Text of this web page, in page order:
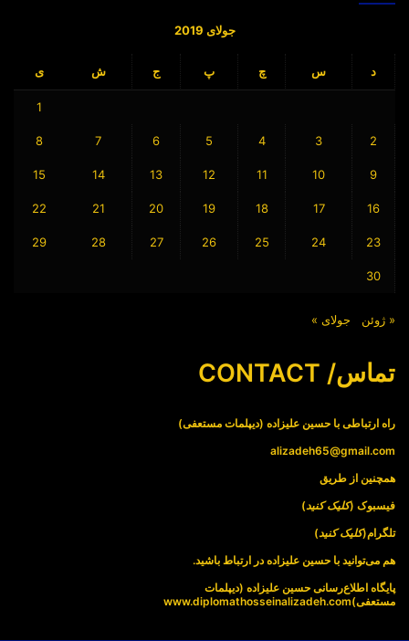
جولای 2019
د س چ پ ج ش ی
1
2
3
4
5
6
7
8
9
10
11
12
13
14
15
16
17
18
19
20
21
22
23
24
25
26
27
28
29
30
« ژوئن جولای »
تماس/ CONTACT
راه ارتباطی با حسین علیزاده (دیپلمات مستعفی)
alizadeh65@gmail.com
همچنین از طریق
فیسبوک (کلیک کنید)
تلگرام(کلیک کنید)
هم می‌توانید با حسین علیزاده در ارتباط باشید.
پایگاه اطلاع‌رسانی حسین علیزاده (دیپلمات
مستعفی)www.diplomathosseinalizadeh.com